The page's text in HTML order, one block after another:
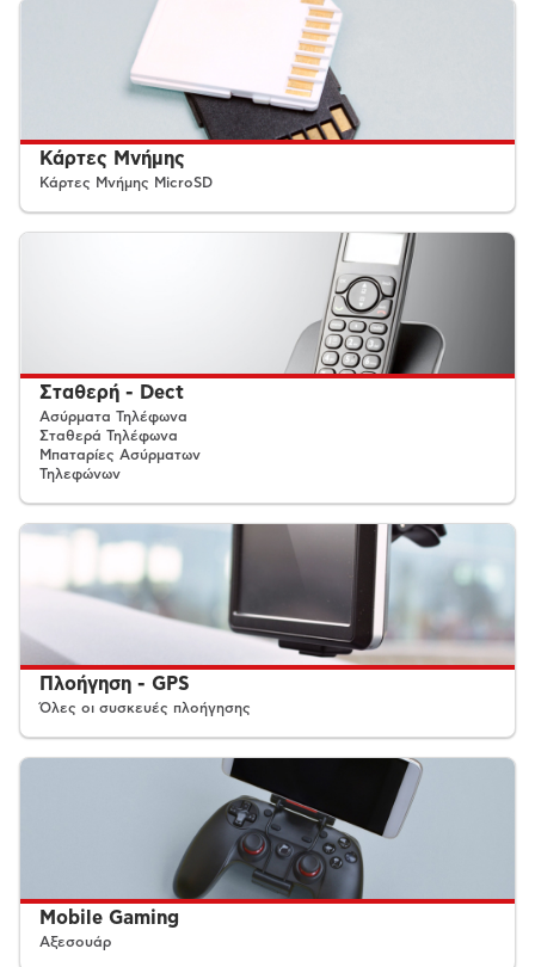
Κάρτες Μνήμης
Κάρτες Μνήμης MicroSD
Σταθερή - Dect
Ασύρματα Τηλέφωνα
Σταθερά Τηλέφωνα
Μπαταρίες Ασύρματων
Τηλεφώνων
Πλοήγηση - GPS
Όλες οι συσκευές πλοήγησης
Mobile Gaming
Αξεσουάρ